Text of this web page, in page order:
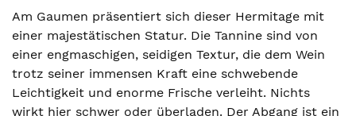
Am Gaumen präsentiert sich dieser Hermitage mit
einer majestätischen Statur. Die Tannine sind von
einer engmaschigen, seidigen Textur, die dem Wein
trotz seiner immensen Kraft eine schwebende
Leichtigkeit und enorme Frische verleiht. Nichts
wirkt hier schwer oder überladen. Der Abgang ist ein